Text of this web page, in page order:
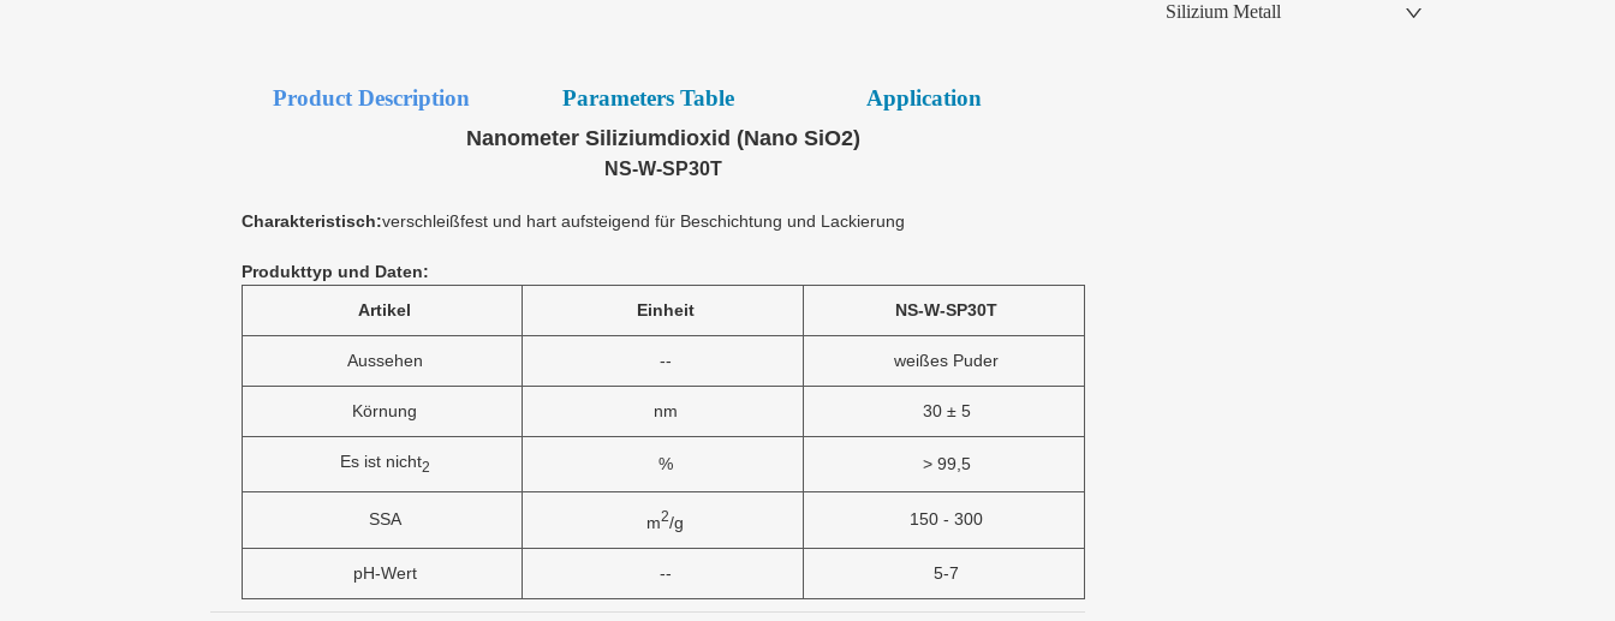
Product Description Parameters Table Application
Nanometer Siliziumdioxid (Nano SiO2)
NS-W-SP30T
Charakteristisch:verschleißfest und hart aufsteigend für Beschichtung und Lackierung
Produkttyp und Daten:
Artikel
Einheit NS-W-SP30T
Aussehen -- weißes Puder
Körnung nm 30 ± 5
Es ist nicht2 % > 99,5
SSA m2/g 150 - 300
pH-Wert -- 5-7
Silizium Metall